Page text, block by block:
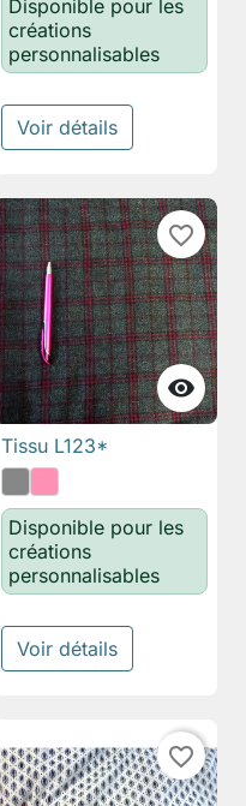
Disponible pour les
créations
personnalisables
Voir détails

favorite_border
Tissu L123*
Disponible pour les
créations
personnalisables
Voir détails
favorite_border